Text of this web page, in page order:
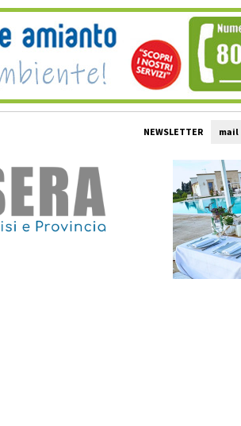
NEWSLETTER